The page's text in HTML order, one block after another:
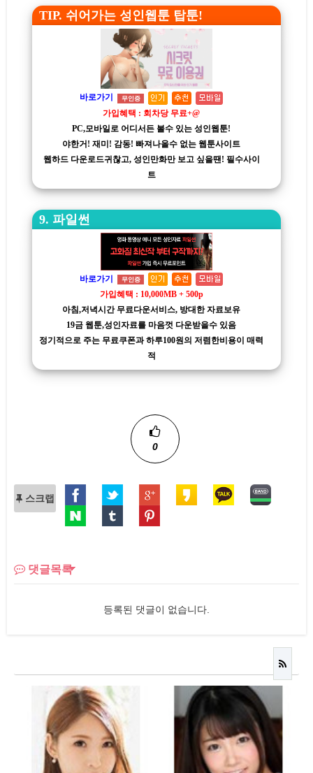
TIP. 쉬어가는 성인웹툰 탑툰!
바로가기 무인증
가입혜택 : 회차당 무료+@
PC,모바일로 어디서든 볼수 있는 성인웹툰!
야한거! 재미! 감동! 빠져나올수 없는 웹툰사이트
웹하드 다운로드귀찮고, 성인만화만 보고 싶을땐! 필수사이
트
9. 파일썬
바로가기 무인증
가입혜택 : 10,000MB + 500p
아침,저녁시간 무료다운서비스, 방대한 자료보유
19금 웹툰,성인자료를 마음껏 다운받을수 있음
정기적으로 주는 무료쿠폰과 하루100원의 저렴한비용이 매력
적
0
스크랩
댓글목록
등록된 댓글이 없습니다.